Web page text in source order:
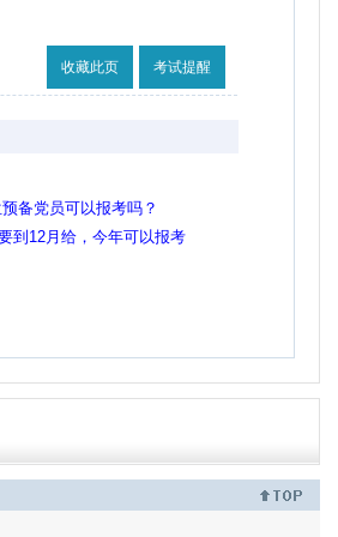
收藏此页 考试提醒
备党员可以报考吗？
到12月给，今年可以报考